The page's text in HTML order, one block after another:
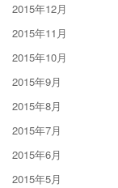
2015年12月
2015年11月
2015年10月
2015年9月
2015年8月
2015年7月
2015年6月
2015年5月